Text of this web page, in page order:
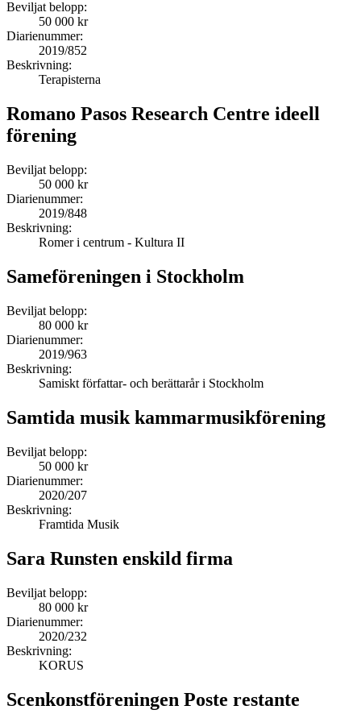
Beviljat belopp:
50 000 kr
Diarienummer:
2019/852
Beskrivning:
Terapisterna
Romano Pasos Research Centre ideell
förening
Beviljat belopp:
50 000 kr
Diarienummer:
2019/848
Beskrivning:
Romer i centrum - Kultura II
Sameföreningen i Stockholm
Beviljat belopp:
80 000 kr
Diarienummer:
2019/963
Beskrivning:
Samiskt författar- och berättarår i Stockholm
Samtida musik kammarmusikförening
Beviljat belopp:
50 000 kr
Diarienummer:
2020/207
Beskrivning:
Framtida Musik
Sara Runsten enskild firma
Beviljat belopp:
80 000 kr
Diarienummer:
2020/232
Beskrivning:
KORUS
Scenkonstföreningen Poste restante